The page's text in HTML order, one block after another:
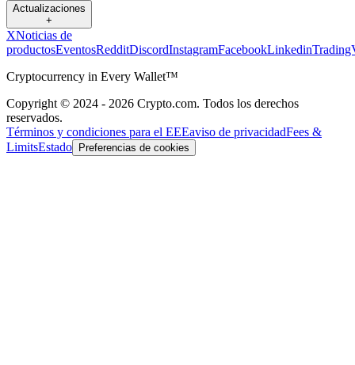
Actualizaciones
+
XNoticias de
productosEventosRedditDiscordInstagramFacebookLinkedin
Cryptocurrency in Every Wallet™
Copyright © 2024 - 2026 Crypto.com. Todos los derechos
reservados.
Términos y condiciones para el EEEaviso de privacidadFees &
LimitsEstado Preferencias de cookies